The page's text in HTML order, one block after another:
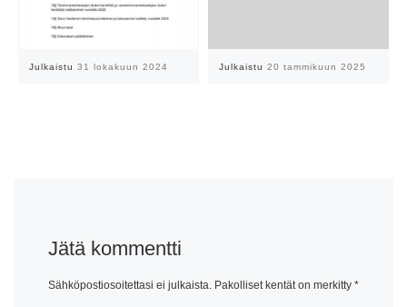
Julkaistu 31 lokakuun 2024 Julkaistu 20 tammikuun 2025
Jätä kommentti
Sähköpostiosoitettasi ei julkaista. Pakolliset kentät on merkitty *